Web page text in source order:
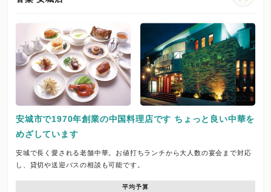
安城市で1970年創業の中国料理店です ちょっと良い中華を
めざしています
安城で長く愛される老舗中華。お値打ちランチから大人数の宴会まで対応
し、貸切や送迎バスの相談も可能です。
平均予算